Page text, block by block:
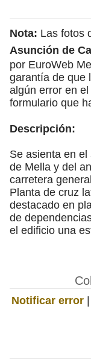
Nota: Las fotos
Asunción de
por EuroWeb
garantía de que
algún error en
formulario que
Descripción:
Se asienta en
de Mella y del
carretera
Planta de cruz
destacado en
de
el edificio una
Notificar error |